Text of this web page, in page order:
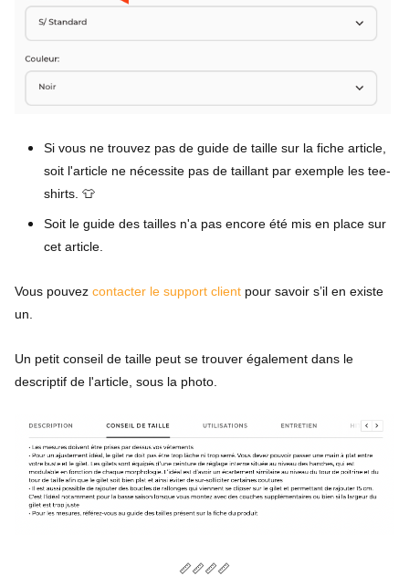
Si vous ne trouvez pas de guide de taille sur la fiche article,
soit l'article ne nécessite pas de taillant par exemple les tee-
shirts. 👕
Soit le guide des tailles n'a pas encore été mis en place sur
cet article.
Vous pouvez contacter le support client pour savoir s’il en existe
un.
Un petit conseil de taille peut se trouver également dans le
descriptif de l'article, sous la photo.
📏📏📏📏